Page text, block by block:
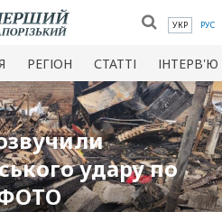
УКР РУС
РЕГІОН СТАТТІ ІНТЕРВ'Ю
удару по